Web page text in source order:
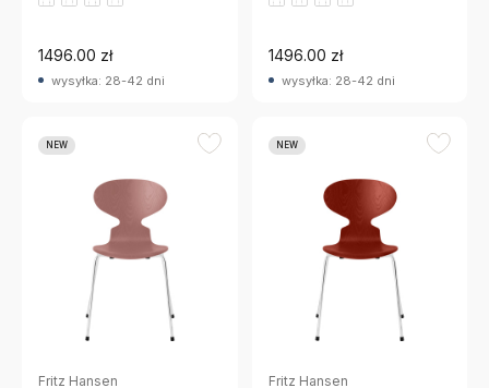
1496.00 zł
wysyłka: 28-42 dni
1496.00 zł
wysyłka: 28-42 dni
NEW
Fritz Hansen
NEW
Fritz Hansen